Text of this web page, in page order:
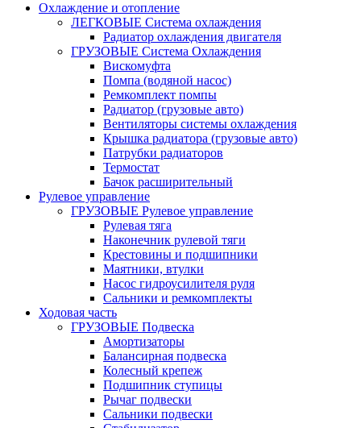
Охлаждение и отопление
ЛЕГКОВЫЕ Система охлаждения
Радиатор охлаждения двигателя
ГРУЗОВЫЕ Система Охлаждения
Вискомуфта
Помпа (водяной насос)
Ремкомплект помпы
Радиатор (грузовые авто)
Вентиляторы системы охлаждения
Крышка радиатора (грузовые авто)
Патрубки радиаторов
Термостат
Бачок расширительный
Рулевое управление
ГРУЗОВЫЕ Рулевое управление
Рулевая тяга
Наконечник рулевой тяги
Крестовины и подшипники
Маятники, втулки
Насос гидроусилителя руля
Сальники и ремкомплекты
Ходовая часть
ГРУЗОВЫЕ Подвеска
Амортизаторы
Балансирная подвеска
Колесный крепеж
Подшипник ступицы
Рычаг подвески
Сальники подвески